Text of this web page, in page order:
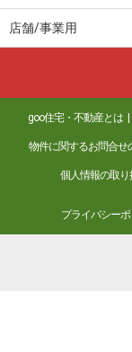
店舗/事業用
goo住宅・不動産とは
物件に関するお問合せ
個人情報の取
プライバシー